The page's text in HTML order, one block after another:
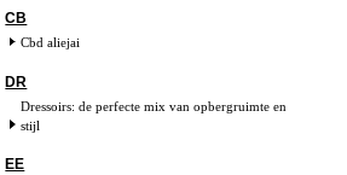
CB
Cbd aliejai
DR
Dressoirs: de perfecte mix van opbergruimte en
stijl
EE